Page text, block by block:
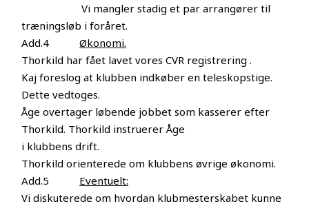
Vi mangler stadig et par arrangører til
træningsløb i foråret.
Add.4Økonomi.
Thorkild har fået lavet vores CVR registrering .
Kaj foreslog at klubben indkøber en teleskopstige.
Dette vedtoges.
Åge overtager løbende jobbet som kasserer efter
Thorkild. Thorkild instruerer Åge
i klubbens drift.
Thorkild orienterede om klubbens øvrige økonomi.
Add.5 Eventuelt:
Vi diskuterede om hvordan klubmesterskabet kunne